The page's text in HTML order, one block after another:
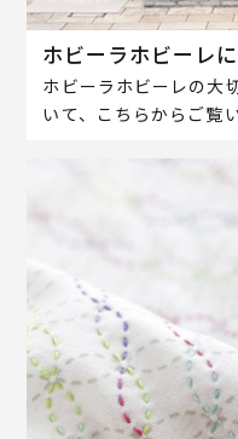
ホビーラホビーレ
ホビーラホビーレの大
いて、こちらからご覧